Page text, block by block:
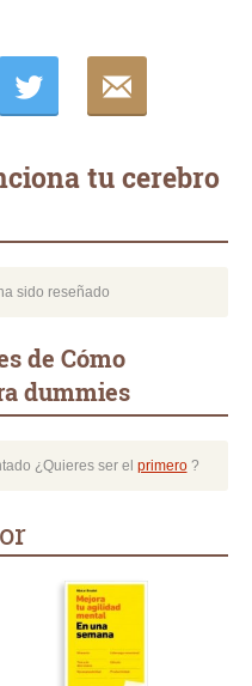
tu cerebro
sido reseñado
de Cómo
dummies
¿Quieres ser el primero?